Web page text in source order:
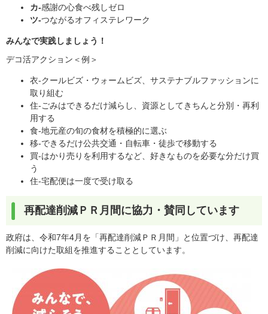
カ-感謝の心食べ残しゼロ
ツ-つながるオフィステレワーク
みんなで実践しましょう！
デコ活アクション＜例＞
衣-クールビズ・ウォームビズ、サステナブルファッションに
取り組む
住-ごみはできるだけ減らし、資源としてきちんと分別・再利
用する
食-地元産の旬の食材を積極的に選ぶ
移-できるだけ公共交通・自転車・徒歩で移動する
買-はかり売りを利用するなど、好きなものを必要な分だけ買
う
住-宅配便は一度で受け取る
再配達削減ＰＲ月間に協力・賛同しています
政府は、令和7年4月を「再配達削減ＰＲ月間」と位置づけ、再配達
削減に向けた取組を推進することとしています。